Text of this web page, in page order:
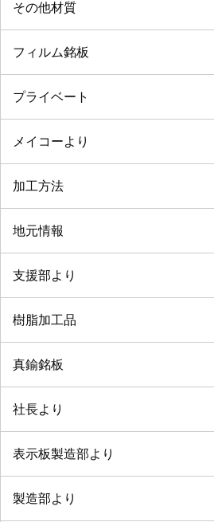
その他材質
フィルム銘板
プライベート
メイコーより
加工方法
地元情報
支援部より
樹脂加工品
真鍮銘板
社長より
表示板製造部より
製造部より